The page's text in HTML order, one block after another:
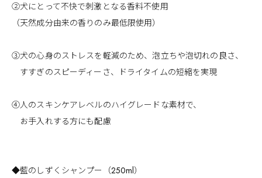
②犬にとって不快で刺激となる香料不使用
（天然成分由来の香りのみ最低限使用）
③犬の心身のストレスを軽減のため、泡立ちや泡切れの良さ、
すすぎのスピーディーさ、ドライタイムの短縮を実現
④人のスキンケアレベルのハイグレードな素材で、
お手入れする方にも配慮
◆藍のしずくシャンプー（250ml）